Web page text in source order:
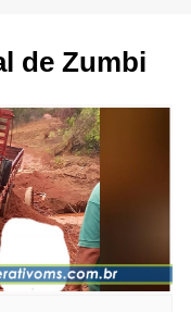
de Zumbi